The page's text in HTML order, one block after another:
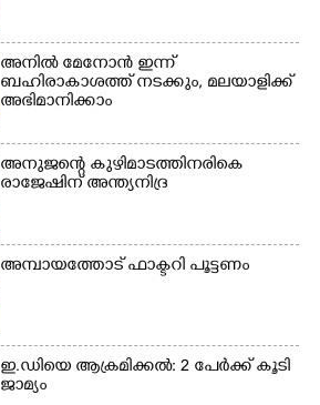
അനിൽ മേനോൻ ഇന്ന്
ബഹിരാകാശത്ത് നടക്കും, മലയാളിക്ക്
അഭിമാനിക്കാം
അനുജന്റെ കുഴിമാടത്തിനരികെ
രാജേഷിന് അന്ത്യനിദ്ര
അമ്പായത്തോട് ഫാക്ടറി പൂട്ടണം
ഇ.ഡിയെ ആക്രമിക്കൽ: 2 പേർക്ക് കൂടി
ജാമ്യം